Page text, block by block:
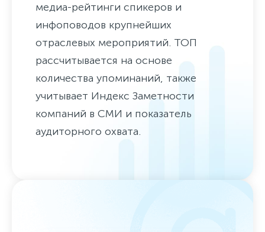
медиа-рейтинги спикеров и
инфоповодов крупнейших
отраслевых мероприятий. ТОП
рассчитывается на основе
количества упоминаний, также
учитывает Индекс Заметности
компаний в СМИ и показатель
аудиторного охвата.